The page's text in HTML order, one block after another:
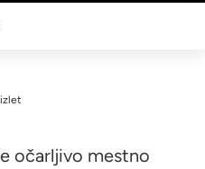
očarljivo mestno